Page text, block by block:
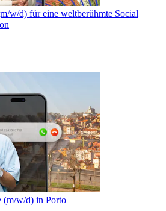
w/d) für eine weltberühmte Social
(m/w/d) in Porto